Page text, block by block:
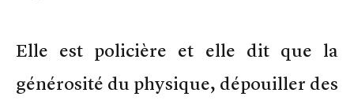
Elle est policière et elle dit que la
générosité du physique, dépouiller des